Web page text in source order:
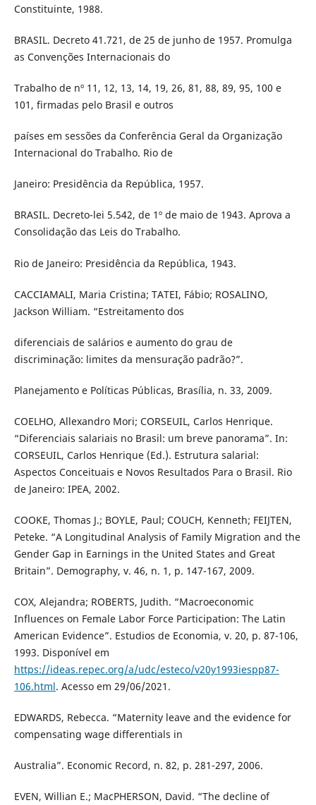
Constituinte, 1988.
BRASIL. Decreto 41.721, de 25 de junho de 1957. Promulga
as Convenções Internacionais do
Trabalho de nº 11, 12, 13, 14, 19, 26, 81, 88, 89, 95, 100 e
101, firmadas pelo Brasil e outros
países em sessões da Conferência Geral da Organização
Internacional do Trabalho. Rio de
Janeiro: Presidência da República, 1957.
BRASIL. Decreto-lei 5.542, de 1º de maio de 1943. Aprova a
Consolidação das Leis do Trabalho.
Rio de Janeiro: Presidência da República, 1943.
CACCIAMALI, Maria Cristina; TATEI, Fábio; ROSALINO,
Jackson William. “Estreitamento dos
diferenciais de salários e aumento do grau de
discriminação: limites da mensuração padrão?”.
Planejamento e Políticas Públicas, Brasília, n. 33, 2009.
COELHO, Allexandro Mori; CORSEUIL, Carlos Henrique.
“Diferenciais salariais no Brasil: um breve panorama”. In:
CORSEUIL, Carlos Henrique (Ed.). Estrutura salarial:
Aspectos Conceituais e Novos Resultados Para o Brasil. Rio
de Janeiro: IPEA, 2002.
COOKE, Thomas J.; BOYLE, Paul; COUCH, Kenneth; FEIJTEN,
Peteke. “A Longitudinal Analysis of Family Migration and the
Gender Gap in Earnings in the United States and Great
Britain”. Demography, v. 46, n. 1, p. 147-167, 2009.
COX, Alejandra; ROBERTS, Judith. “Macroeconomic
Influences on Female Labor Force Participation: The Latin
American Evidence”. Estudios de Economia, v. 20, p. 87-106,
1993. Disponível em
https://ideas.repec.org/a/udc/esteco/v20y1993iespp87-
106.html. Acesso em 29/06/2021.
EDWARDS, Rebecca. “Maternity leave and the evidence for
compensating wage differentials in
Australia”. Economic Record, n. 82, p. 281-297, 2006.
EVEN, Willian E.; MacPHERSON, David. “The decline of